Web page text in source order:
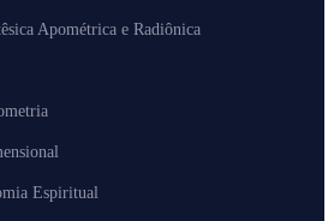
Apométrica e Radiônica
Espiritual